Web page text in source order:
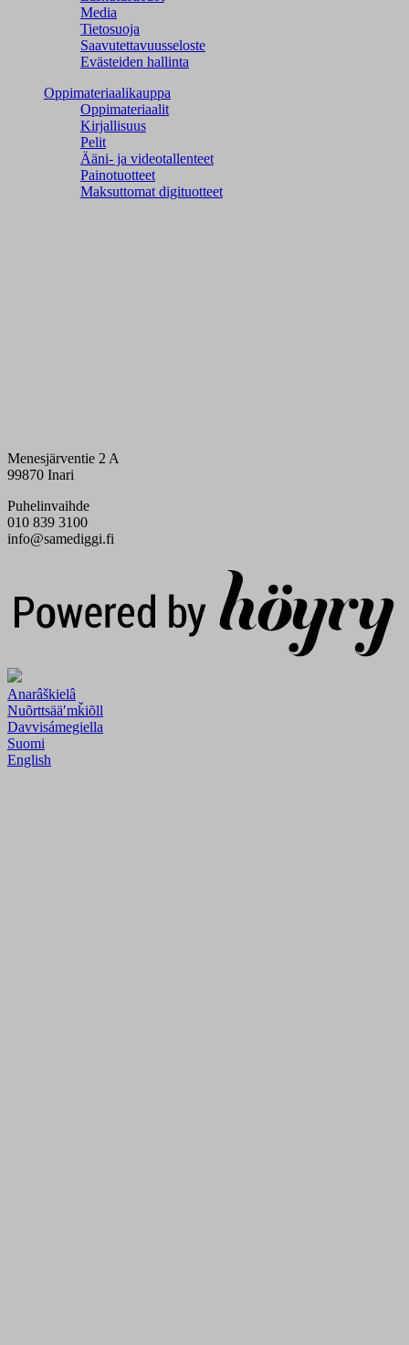
Media
Tietosuoja
Saavutettavuusseloste
Evästeiden hallinta
Oppimateriaalikauppa
Oppimateriaalit
Kirjallisuus
Pelit
Ääni- ja videotallenteet
Painotuotteet
Maksuttomat digituotteet
Menesjärventie 2 A
99870 Inari
Puhelinvaihde
010 839 3100
info@samediggi.fi
Anarâškielâ
Nuõrttsääʹmǩiõll
Davvisámegiella
Suomi
English